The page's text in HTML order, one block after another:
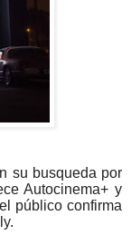
su busqueda por
Autocinema+ y
público confirma